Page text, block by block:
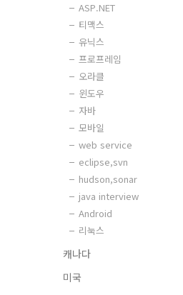
ASP.NET
티맥스
유닉스
프로프레임
오라클
윈도우
자바
모바일
web service
eclipse,svn
hudson,sonar
java interview
Android
리눅스
캐나다
미국